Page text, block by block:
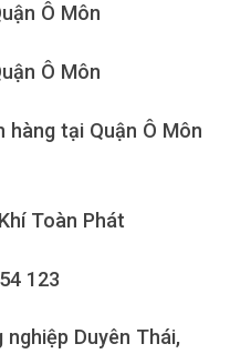
Ô Môn
Ô Môn
hàng tại Quận Ô Môn
Toàn Phát
123
Duyên Thái,